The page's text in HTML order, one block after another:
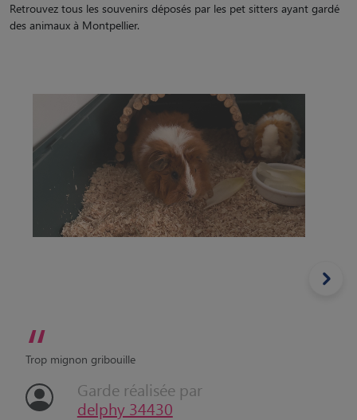
Retrouvez tous les souvenirs déposés par les pet sitters ayant gardé
des animaux à Montpellier.
“
Trop mignon gribouille
Garde réalisée par
delphy 34430